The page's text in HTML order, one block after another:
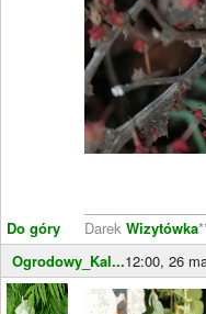
Do góry
Darek Wizytówka
Ogrodowy_Kal...12:00, 26